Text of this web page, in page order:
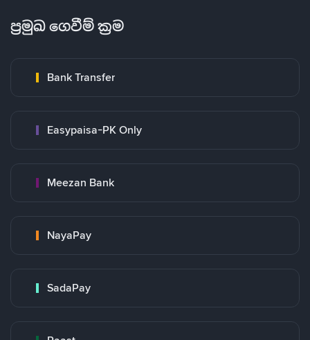
ප්‍රමුඛ ගෙවීම් ක්‍රම
Bank Transfer
Easypaisa-PK Only
Meezan Bank
NayaPay
SadaPay